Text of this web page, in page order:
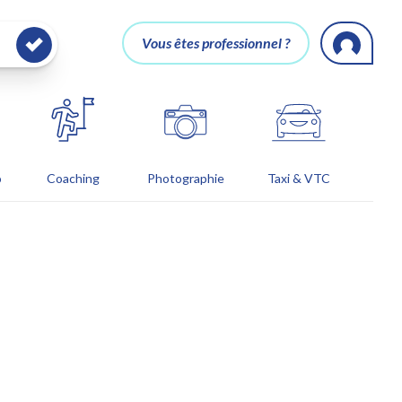
Vous êtes professionnel ?
Coaching Photographie Taxi & VTC